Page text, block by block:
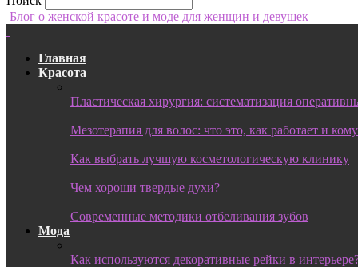
Блог о женской красоте и моде для женщин и девушек
Главная
Красота
Пластическая хирургия: систематизация
Мезотерапия для волос: что это, как работает и
Как выбрать лучшую косметологическую клинику
Чем хороши твердые духи?
Современные методики отбеливания зубов
Мода
Как используются декоративные рейки в